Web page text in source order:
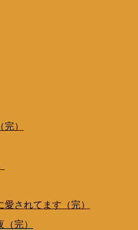
）
されてます（完）
完）